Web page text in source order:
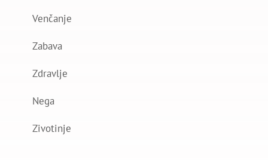
Venčanje
Zabava
Zdravlje
Nega
Zivotinje